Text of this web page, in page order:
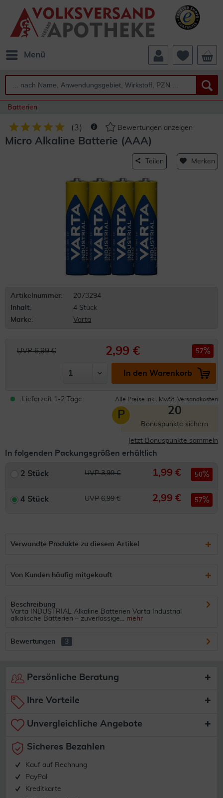
Menü
Batterien
(3) Bewertungen anzeigen
Micro Alkaline Batterie (AAA)
Teilen Merken
Artikelnummer:
2073294
Inhalt:
4 Stück
Marke:
Varta
UVP 6,99 € 2,99 € 57
In den Warenkorb
Lieferzeit 1-2 Tage Alle Preise inkl. MwSt. Versandkosten
P 20
Bonuspunkte sichern
Jetzt Bonuspunkte sammeln
In folgenden Packungsgrößen erhältlich
2 Stück UVP 3,99 € 1,99 € 50
4 Stück UVP 6,99 € 2,99 € 57
Verwandte Produkte zu diesem Artikel
Von Kunden häufig mitgekauft
Beschreibung
Varta INDUSTRIAL Alkaline Batterien Varta Industrial
alkalische Batterien – zuverlässige... mehr
Bewertungen 3
Persönliche Beratung
Ihre Vorteile
Unvergleichliche Angebote
Sicheres Bezahlen
Kauf auf Rechnung
PayPal
Kreditkarte